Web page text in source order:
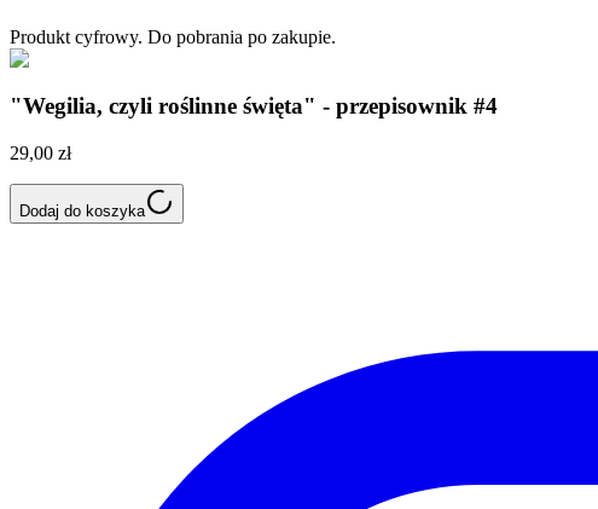
Produkt cyfrowy. Do pobrania po zakupie.
"Wegilia, czyli roślinne święta" - przepisownik #4
29,00 zł
Dodaj do koszyka